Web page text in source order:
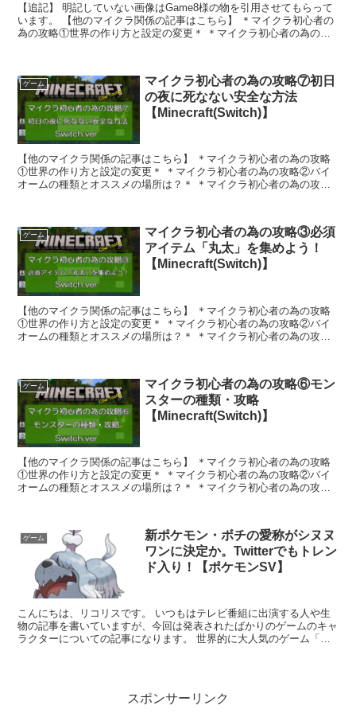
【追記】 明記していない画像はGame8様の物を引用させてもらって
います。 【他のマイクラ関係の記事はこちら】 ＊マイクラ初心者の
為の攻略①世界の作り方と設定の変更＊ ＊マイクラ初心者の為の攻
ゲーム
マイクラ初心者の為の攻略⑦初日
の夜に死なない安全な方法
【Minecraft(Switch)】
【他のマイクラ関係の記事はこちら】 ＊マイクラ初心者の為の攻略
①世界の作り方と設定の変更＊ ＊マイクラ初心者の為の攻略②バイ
オームの種類とオススメの場所は？＊ ＊マイクラ初心者の為の攻略
ゲーム
マイクラ初心者の為の攻略③必須
アイテム「丸太」を集めよう！
【Minecraft(Switch)】
【他のマイクラ関係の記事はこちら】 ＊マイクラ初心者の為の攻略
①世界の作り方と設定の変更＊ ＊マイクラ初心者の為の攻略②バイ
オームの種類とオススメの場所は？＊ ＊マイクラ初心者の為の攻略
ゲーム
マイクラ初心者の為の攻略⑥モン
スターの種類・攻略
【Minecraft(Switch)】
【他のマイクラ関係の記事はこちら】 ＊マイクラ初心者の為の攻略
①世界の作り方と設定の変更＊ ＊マイクラ初心者の為の攻略②バイ
オームの種類とオススメの場所は？＊ ＊マイクラ初心者の為の攻略
ゲーム
新ポケモン・ボチの愛称がシヌヌ
ワンに決定か。Twitterでもトレン
ド入り！【ポケモンSV】
こんにちは、リコリスです。 いつもはテレビ番組に出演する人や生
物の記事を書いていますが、今回は発表されたばかりのゲームのキャ
ラクターについての記事になります。 世界的に大人気のゲーム「ポ
スポンサーリンク